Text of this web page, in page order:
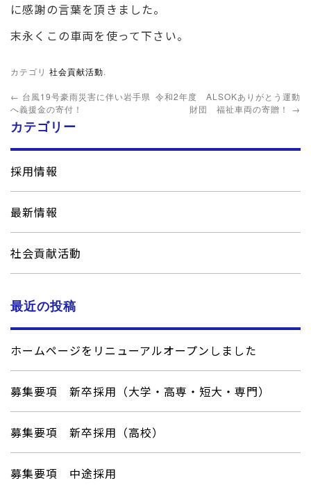
に感謝の言葉を頂きました。
末永くこの車両を使って下さい。
カテゴリ 社会貢献活動.
← 台風19号豪雨災害に伴い岩手県
へ義援金の寄付！
令和2年度 ALSOKありがとう運動
財団 福祉車両の寄贈！ →
カテゴリー
採用情報
最新情報
社会貢献活動
最近の投稿
ホームページをリニューアルオープンしました
募集要項 新卒採用（大学・高専・短大・専門）
募集要項 新卒採用（高校）
募集要項 中途採用